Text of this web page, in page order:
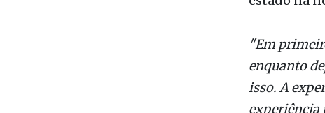
(Alesp)
estado na
"Em